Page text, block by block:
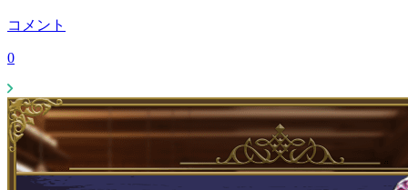
コメント
0